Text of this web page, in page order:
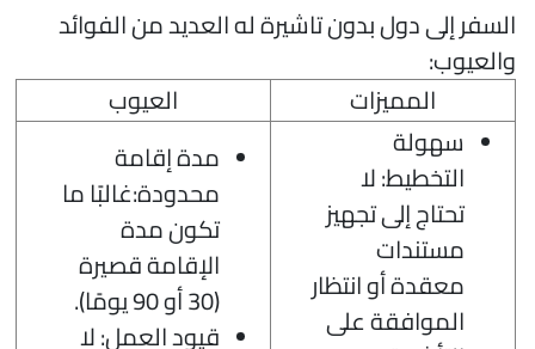
إلى دول بدون تاشيرة له العديد من الفوائد
المميزات
العيوب
سهولة
التخطيط: لا
تحتاج إلى تجهيز
مستندات
معقدة أو انتظار
الموافقة على
مدة إقامة
محدودة:غالبًا ما
تكون مدة
الإقامة قصيرة
قيود العمل: لا